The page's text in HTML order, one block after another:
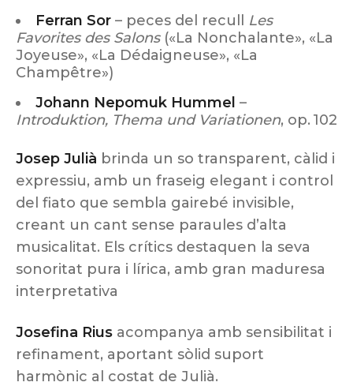
Ferran Sor – peces del recull Les
Favorites des Salons(«La Nonchalante», «La
Joyeuse», «La Dédaigneuse», «La
Champêtre»)
Johann Nepomuk Hummel –
Introduktion, Thema und Variationen, op. 102
Josep Julià brinda un so transparent, càlid i
expressiu, amb un fraseig elegant i control
del fiato que sembla gairebé invisible,
creant un cant sense paraules d’alta
musicalitat. Els crítics destaquen la seva
sonoritat pura i lírica, amb gran maduresa
interpretativa
Josefina Rius acompanya amb sensibilitat i
refinament, aportant sòlid suport
harmònic al costat de Julià.